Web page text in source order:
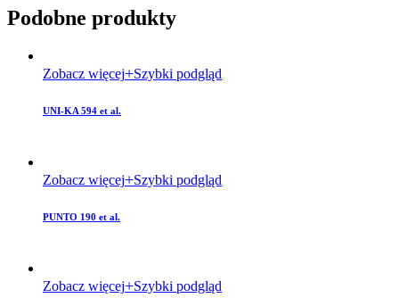
Podobne produkty
Zobacz więcej Szybki podgląd
UNI-KA 594 et al.
Zobacz więcej Szybki podgląd
PUNTO 190 et al.
Zobacz więcej Szybki podgląd